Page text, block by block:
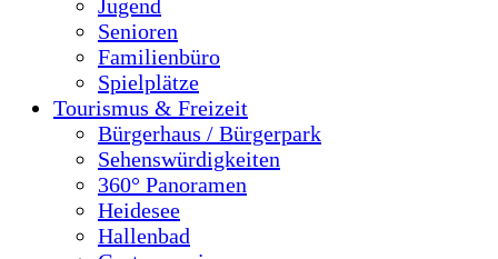
Jugend
Senioren
Familienbüro
Spielplätze
Tourismus & Freizeit
Bürgerhaus / Bürgerpark
Sehenswürdigkeiten
360° Panoramen
Heidesee
Hallenbad